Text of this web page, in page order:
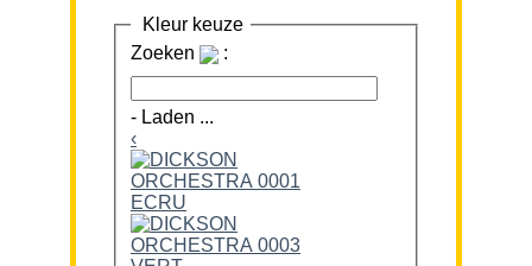
Kleur keuze
Zoeken
:
- Laden ...
‹